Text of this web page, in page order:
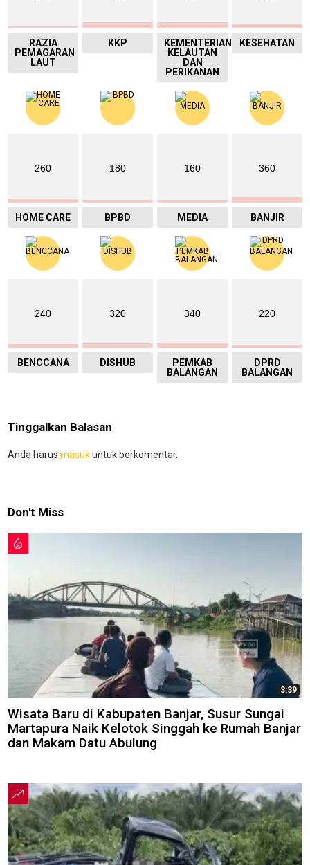
RAZIA
PEMAGARAN
LAUT
KKP
KEMENTERIAN
KELAUTAN
DAN
PERIKANAN
KESEHATAN
260
HOME CARE
180
BPBD
160
MEDIA
360
BANJIR
240
BENCCANA
320
DISHUB
340
PEMKAB
BALANGAN
220
DPRD
BALANGAN
Tinggalkan Balasan
Anda harus masukuntuk berkomentar.
Don't Miss
3:39
Wisata Baru di Kabupaten Banjar, Susur Sungai
Martapura Naik Kelotok Singgah ke Rumah Banjar
dan Makam Datu Abulung